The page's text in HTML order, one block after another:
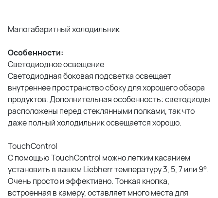
Малогабаритный холодильник
Особенности:
Светодиодное освещение
Светодиодная боковая подсветка освещает
внутреннее пространство сбоку для хорошего обзора
продуктов. Дополнительная особенность: светодиоды
расположены перед стеклянными полками, так что
даже полный холодильник освещается хорошо.
TouchControl
С помощью TouchControl можно легким касанием
установить в вашем Liebherr температуру 3, 5, 7 или 9°.
Очень просто и эффективно. Тонкая кнопка,
встроенная в камеру, оставляет много места для